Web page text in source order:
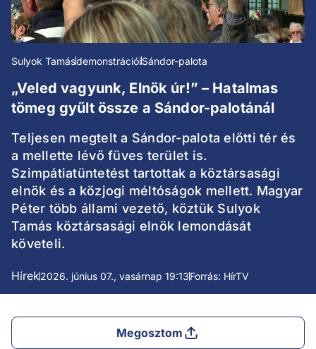
Sulyok TamásdemonstrációiSándor-palota
„Veled vagyunk, Elnök úr!” – Hatalmas
tömeg gyűlt össze a Sándor-palotánál
Teljesen megtelt a Sándor-palota előtti tér és
a mellette lévő füves terület is.
Szimpátiatüntetést tartottak a köztársasági
elnök és a közjogi méltóságok mellett. Magyar
Péter több állami vezető, köztük Sulyok
Tamás köztársasági elnök lemondását
követeli.
Hírek2026. június 07., vasárnap 19:13Forrás: HírTV
Megosztom